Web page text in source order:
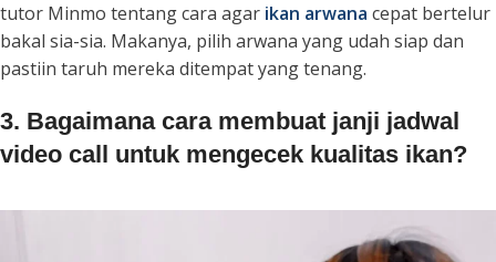
tutor Minmo tentang cara agar ikan arwana cepat bertelur
bakal sia-sia. Makanya, pilih arwana yang udah siap dan
pastiin taruh mereka ditempat yang tenang.
3. Bagaimana cara membuat janji jadwal
video call untuk mengecek kualitas ikan?